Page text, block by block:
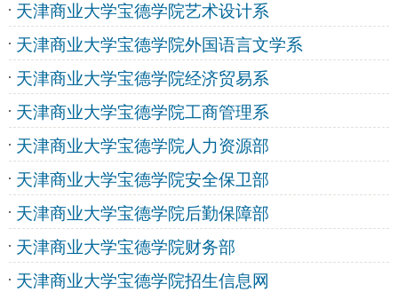
天津商业大学宝德学院艺术设计系
天津商业大学宝德学院外国语言文学系
天津商业大学宝德学院经济贸易系
天津商业大学宝德学院工商管理系
天津商业大学宝德学院人力资源部
天津商业大学宝德学院安全保卫部
天津商业大学宝德学院后勤保障部
天津商业大学宝德学院财务部
天津商业大学宝德学院招生信息网